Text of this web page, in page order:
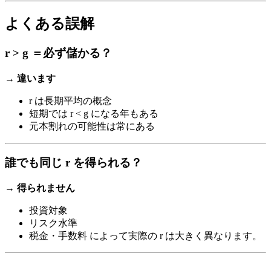
よくある誤解
r > g ＝必ず儲かる？
→ 違います
r は長期平均の概念
短期では r < g になる年もある
元本割れの可能性は常にある
誰でも同じ r を得られる？
→ 得られません
投資対象
リスク水準
税金・手数料 によって実際の r は大きく異なります。